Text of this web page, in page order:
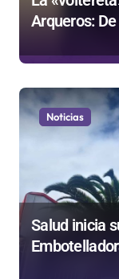
Arqueros:
privatizar
empresa
Noticias
Salud inicia